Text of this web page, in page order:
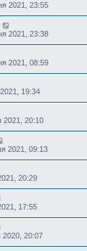
2021, 23:55
2021, 23:38
2021, 08:59
19:34
2021, 20:10
2021, 09:13
20:29
17:55
2020, 20:07